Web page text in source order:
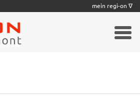
mein regi-on ∇